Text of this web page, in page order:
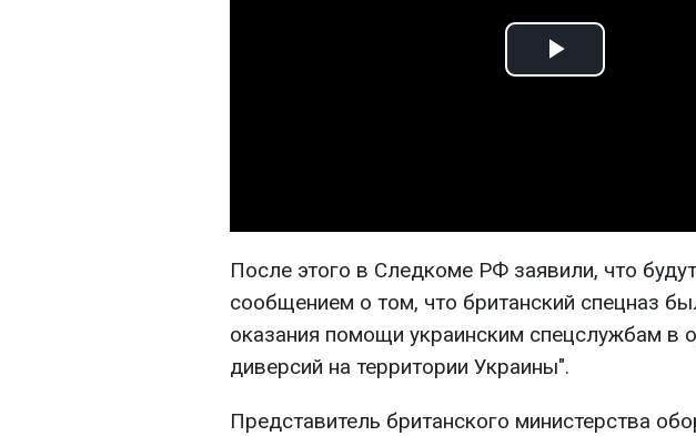
Play
После этого в Следкоме РФ заявили, что
сообщением о том, что британский спецназ
оказания помощи украинским спецслужбам в
диверсий на территории Украины".
Представитель британского министерства